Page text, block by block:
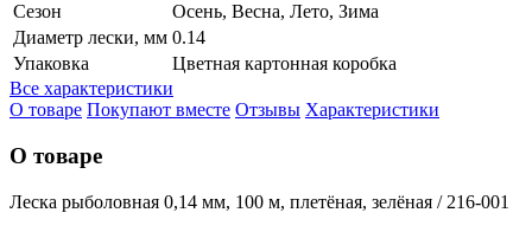
Сезон
Осень, Весна, Лето, Зима
Диаметр лески, мм 0.14
Упаковка
Цветная картонная коробка
Все характеристики
О товаре Покупают вместе Отзывы Характеристики
О товаре
Леска рыболовная 0,14 мм, 100 м, плетёная, зелёная / 216-001